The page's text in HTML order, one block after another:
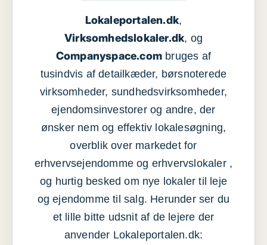
Lokaleportalen.dk,
Virksomhedslokaler.dk, og
Companyspace.com bruges af
tusindvis af detailkæder, børsnoterede
virksomheder, sundhedsvirksomheder,
ejendomsinvestorer og andre, der
ønsker nem og effektiv lokalesøgning,
overblik over markedet for
erhvervsejendomme og erhvervslokaler ,
og hurtig besked om nye lokaler til leje
og ejendomme til salg. Herunder ser du
et lille bitte udsnit af de lejere der
anvender Lokaleportalen.dk: